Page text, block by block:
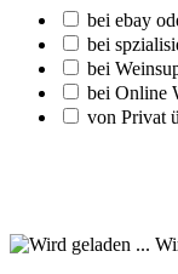
bei ebay
bei
bei
bei Online
von Privat